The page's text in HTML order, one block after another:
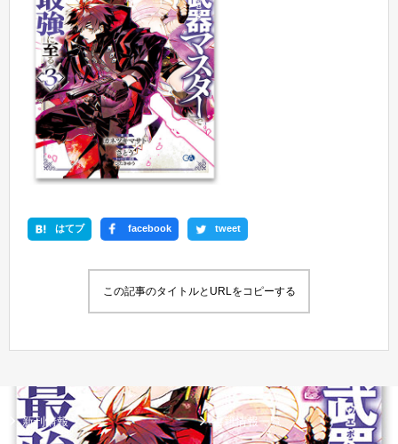
はてブ facebook tweet
この記事のタイトルとURLをコピーする
新刊情報 書籍情報一覧